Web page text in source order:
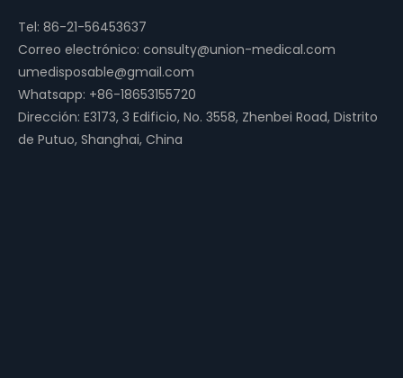
Tel: 86-21-56453637
Correo electrónico: consulty@union-medical.com
umedisposable@gmail.com
Whatsapp: +86-18653155720
Dirección: E3173, 3 Edificio, No. 3558, Zhenbei Road, Distrito
de Putuo, Shanghai, China